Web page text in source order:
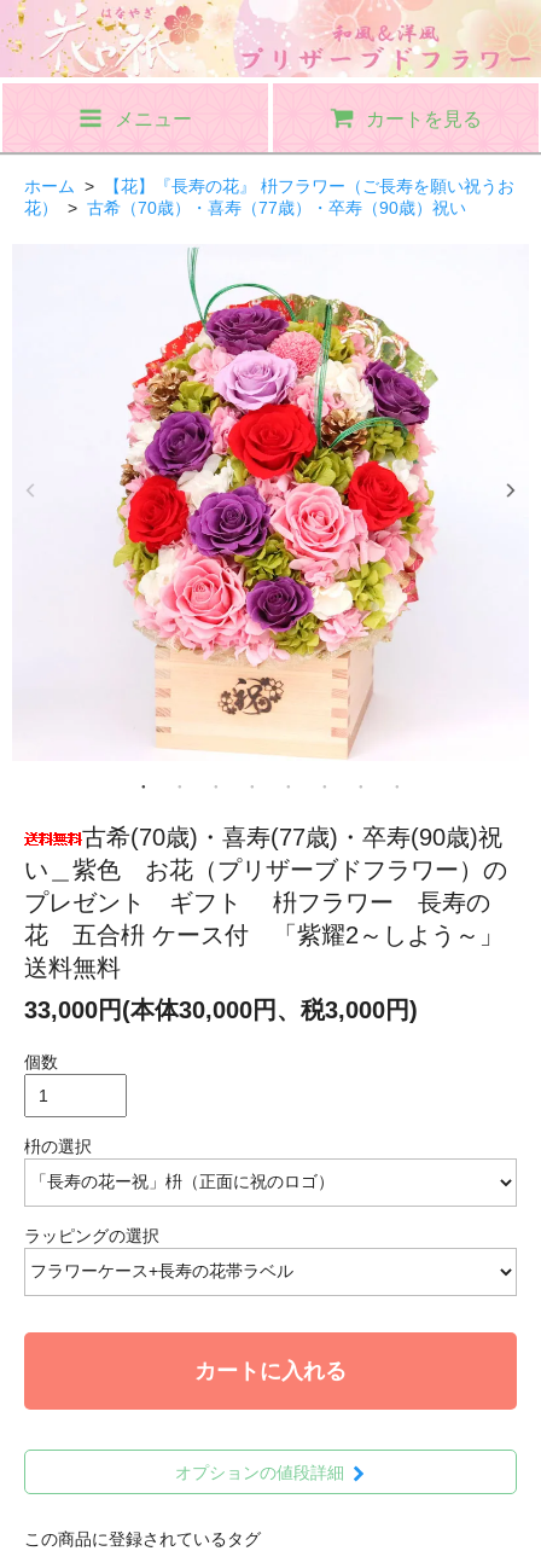
メニュー カートを見る
ホーム >
【花】『長寿の花』 枡フラワー（ご長寿を願い祝うお
花）
> 古希（70歳）・喜寿（77歳）・卒寿（90歳）祝い
古希(70歳)・喜寿(77歳)・卒寿(90歳)祝
い＿紫色 お花（プリザーブドフラワー）の
プレゼント ギフト 枡フラワー 長寿の
花 五合枡 ケース付 「紫耀2～しよう～」
送料無料
33,000円(本体30,000円、税3,000円)
個数
枡の選択
ラッピングの選択
カートに入れる
オプションの値段詳細
この商品に登録されているタグ